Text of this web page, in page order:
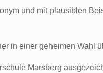
und mit plausiblen
in einer geheimen Wahl
Marsberg